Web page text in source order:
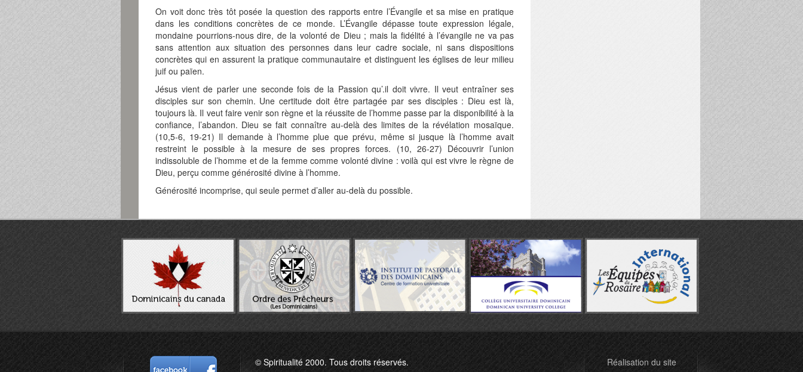
On voit donc très tôt posée la question des rapports entre l’Évangile et sa mise en pratique
dans les conditions concrètes de ce monde. L’Évangile dépasse toute expression légale,
mondaine pourrions-nous dire, de la volonté de Dieu ; mais la fidélité à l’évangile ne va pas
sans attention aux situation des personnes dans leur cadre sociale, ni sans dispositions
concrètes qui en assurent la pratique communautaire et distinguent les églises de leur milieu
juif ou païen.
Jésus vient de parler une seconde fois de la Passion qu’.il doit vivre. Il veut entraîner ses
disciples sur son chemin. Une certitude doit être partagée par ses disciples : Dieu est là,
toujours là. Il veut faire venir son règne et la réussite de l’homme passe par la disponibilité à la
confiance, l’abandon. Dieu se fait connaître au-delà des limites de la révélation mosaïque.
(10,5-6, 19-21) Il demande à l’homme plue que prévu, même si jusque là l’homme avait
restreint le possible à la mesure de ses propres forces. (10, 26-27) Découvrir l’union
indissoluble de l’homme et de la femme comme volonté divine : voilà qui est vivre le règne de
Dieu, perçu comme générosité divine à l’homme.
Générosité incomprise, qui seule permet d’aller au-delà du possible.
© Spiritualité 2000. Tous droits réservés. Réalisation du site